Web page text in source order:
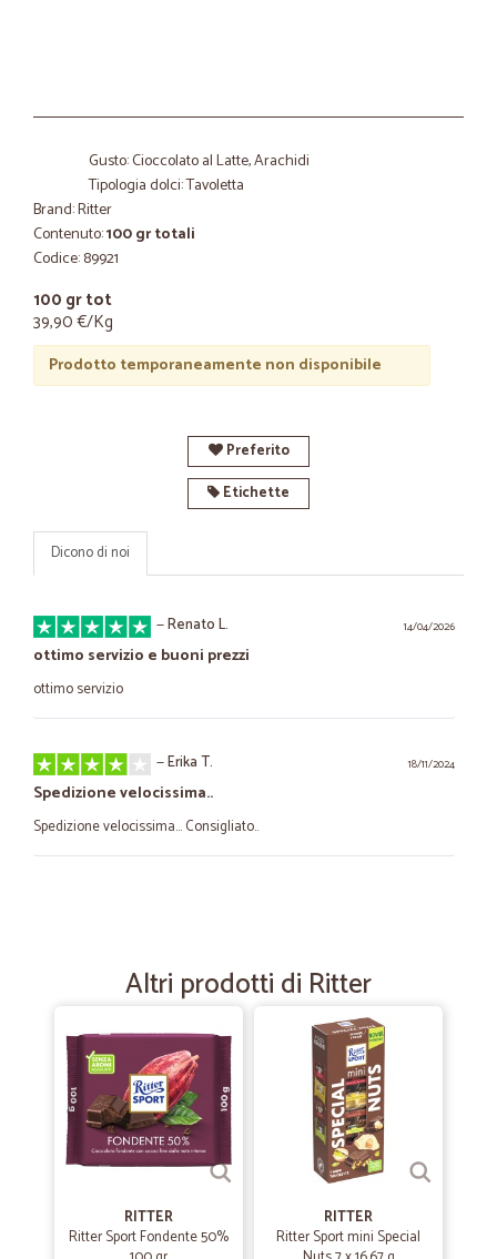
Gusto: Cioccolato al Latte, Arachidi
Tipologia dolci: Tavoletta
Brand: Ritter
Contenuto:100 gr totali
Codice: 89921
100 gr tot
39,90 €/Kg
Prodotto temporaneamente non disponibile
Preferito
Etichette
Dicono di noi
14/04/2026
—Renato L.
ottimo servizio e buoni prezzi
ottimo servizio
18/11/2024
—Erika T.
Spedizione velocissima..
Spedizione velocissima... Consigliato..
—Trustpilot
Buona compagnia
Consegna veloce molto ben confezionato!
25/09/2021
Francesco F.
Consegna rapida e puntuale
Consegna rapida e puntuale. Sembra che questo sia rimasto l'unico
Altri prodotti di Ritter
RITTER
Ritter Sport Fondente 50%
RITTER
Ritter Sport mini Special